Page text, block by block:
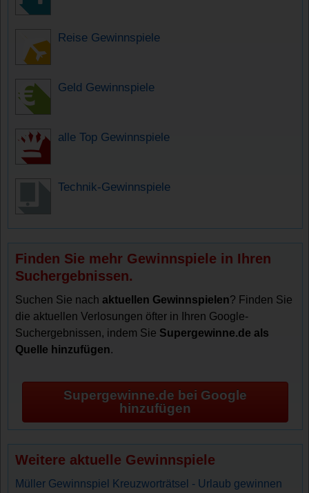
Reise Gewinnspiele
Geld Gewinnspiele
alle Top Gewinnspiele
Technik-Gewinnspiele
Finden Sie mehr Gewinnspiele in Ihren
Suchergebnissen.
Suchen Sie nachaktuellen Gewinnspielen? Finden Sie
die aktuellen Verlosungen öfter in Ihren Google-
Suchergebnissen, indem Sie Supergewinne.de als
Quelle hinzufügen.
Supergewinne.de bei Google
hinzufügen
Weitere aktuelle Gewinnspiele
Müller Gewinnspiel Kreuzworträtsel - Urlaub gewinnen